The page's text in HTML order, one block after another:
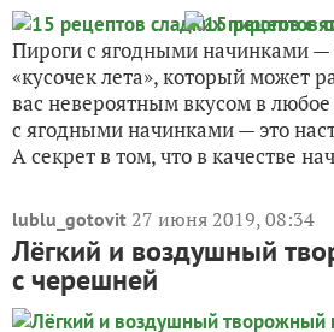
Пироги с ягодными начинками —
«кусочек лета», который может
вас невероятным вкусом в
с ягодными начинками — это
А секрет в том, что в качестве
lublu_gotovit 27 июня 2019, 08:34
Лёгкий и воздушный
с черешней